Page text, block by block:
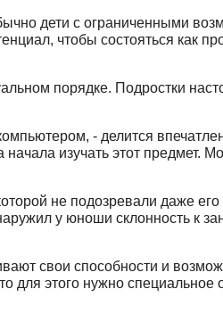
дети с ограниченными
чтобы состояться как
порядке. Подростки
- делится
изучать этот предмет.
не подозревали даже его
у юноши склонность к
свои способности и
для этого нужно